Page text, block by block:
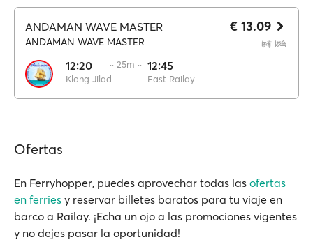
ANDAMAN WAVE MASTER
ANDAMAN WAVE MASTER
12:20
Klong Jilad
·· 25m ·· 12:45
East Railay
€ 13.09
Ofertas
En Ferryhopper, puedes aprovechar todas las ofertas
en ferries y reservar billetes baratos para tu viaje en
barco a Railay. ¡Echa un ojo a las promociones vigentes
y no dejes pasar la oportunidad!